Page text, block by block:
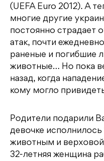
(UEFA Euro 2012). А
многие другие
постоянно страдает
атак, почти
раненые и погибшие
животные… Но пока
назад, когда
кому могло
Родители подарили
девочке исполнилось
животным и
32-летняя женщина